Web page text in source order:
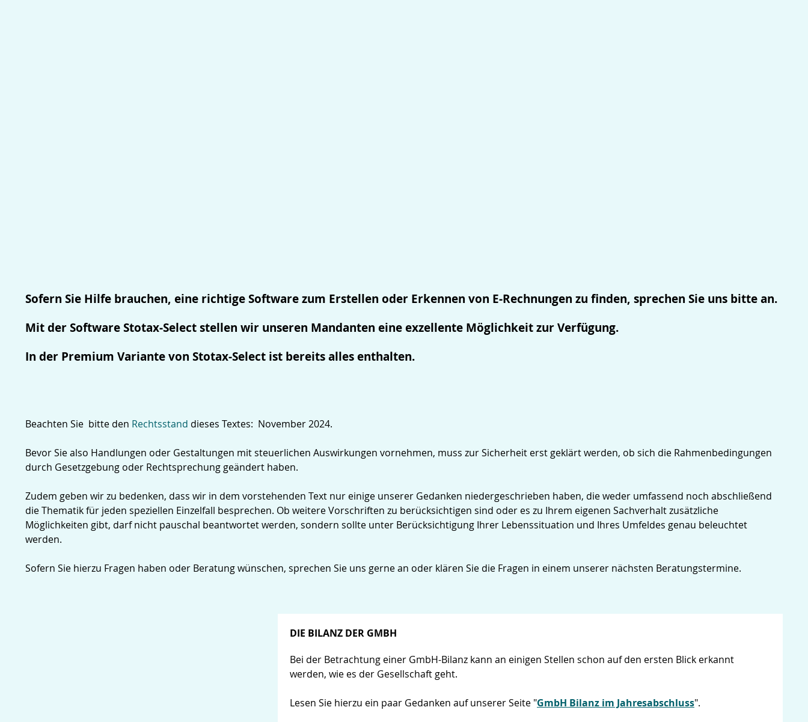
Sofern Sie Hilfe brauchen, eine richtige Software zum Erstellen oder Erkennen von E-Rechnungen zu finden, sprechen Sie uns bitte an.
Mit der Software Stotax-Select stellen wir unseren Mandanten eine exzellente Möglichkeit zur Verfügung.
In der Premium Variante von Stotax-Select ist bereits alles enthalten.
Beachten Sie bitte den Rechtsstand dieses Textes: November 2024.
Bevor Sie also Handlungen oder Gestaltungen mit steuerlichen Auswirkungen vornehmen, muss zur Sicherheit erst geklärt werden, ob sich die Rahmenbedingungen
durch Gesetzgebung oder Rechtsprechung geändert haben.
Zudem geben wir zu bedenken, dass wir in dem vorstehenden Text nur einige unserer Gedanken niedergeschrieben haben, die weder umfassend noch abschließend
die Thematik für jeden speziellen Einzelfall besprechen. Ob weitere Vorschriften zu berücksichtigen sind oder es zu Ihrem eigenen Sachverhalt zusätzliche
Möglichkeiten gibt, darf nicht pauschal beantwortet werden, sondern sollte unter Berücksichtigung Ihrer Lebenssituation und Ihres Umfeldes genau beleuchtet
werden.
Sofern Sie hierzu Fragen haben oder Beratung wünschen, sprechen Sie uns gerne an oder klären Sie die Fragen in einem unserer nächsten Beratungstermine.
DIE BILANZ DER GMBH
Bei der Betrachtung einer GmbH-Bilanz kann an einigen Stellen schon auf den ersten Blick erkannt
werden, wie es der Gesellschaft geht.
Lesen Sie hierzu ein paar Gedanken auf unserer Seite "GmbH Bilanz im Jahresabschluss".